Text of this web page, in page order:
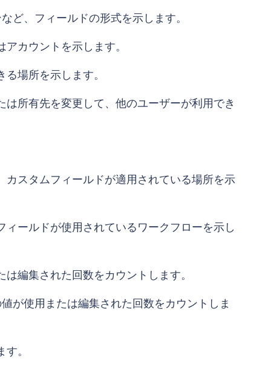
ど、フィールドの形式を示します。
カウントを示します。
場所を示します。
所有先を変更して、他のユーザーが利用でき
スタムフィールドが適用されている場所を示
ィールドが使用されているワークフローを示し
編集された回数をカウントします。
が使用または編集された回数をカウントしま
。